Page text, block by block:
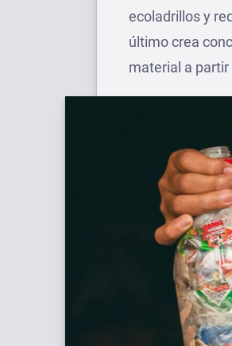
ecoladrillos y
último crea
material a